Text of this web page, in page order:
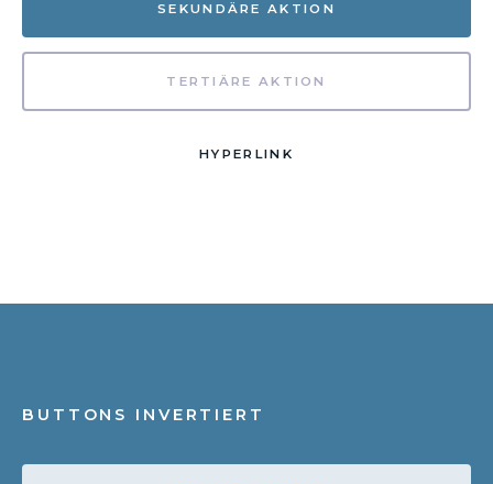
SEKUNDÄRE AKTION
TERTIÄRE AKTION
HYPERLINK
BUTTONS INVERTIERT